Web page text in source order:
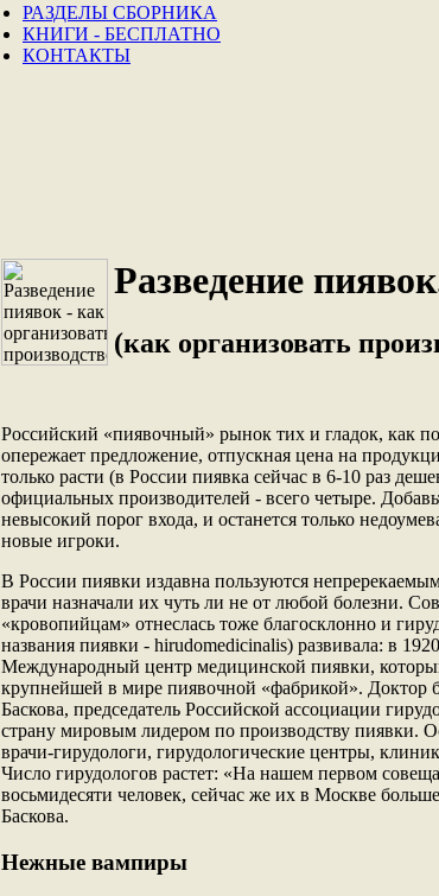
РАЗДЕЛЫ СБОРНИКА
КНИГИ - БЕСПЛАТНО
КОНТАКТЫ
Разведение
(как организовать
Российский «пиявочный» рынок тих и гладок, как
опережает предложение, отпускная цена на
только расти (в России пиявка сейчас в 6-10 раз
официальных производителей - всего четыре.
невысокий порог входа, и останется только
новые игроки.
В России пиявки издавна пользуются
врачи назначали их чуть ли не от любой болезни.
«кровопийцам» отнеслась тоже благосклонно и
названия пиявки - hirudomedicinalis) развивала: в
Международный центр медицинской пиявки,
крупнейшей в мире пиявочной «фабрикой». Доктор
Баскова, председатель Российской ассоциации
страну мировым лидером по производству пиявки.
врачи-гирудологи, гирудологические центры,
Число гирудологов растет: «На нашем первом
восьмидесяти человек, сейчас же их в Москве
Баскова.
Нежные вампиры